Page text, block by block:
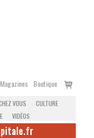
Magazines Boutique
Voir
VOUS
CULTURE
VIDÉOS